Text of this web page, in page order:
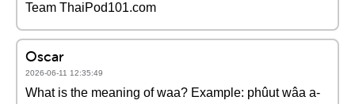
Team ThaiPod101.com
Oscar
2026-06-11 12:35:49
What is the meaning of waa? Example: phûut wâa a-